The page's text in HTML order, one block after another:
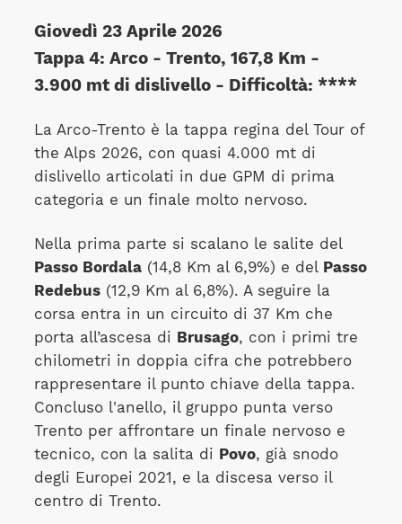
Giovedì 23 Aprile 2026
Tappa 4: Arco - Trento, 167,8 Km -
3.900 mt di dislivello - Difficoltà: ****
La Arco-Trento è la tappa regina del Tour of
the Alps 2026, con quasi 4.000 mt di
dislivello articolati in due GPM di prima
categoria e un finale molto nervoso.
Nella prima parte si scalano le salite del
Passo Bordala(14,8 Km al 6,9%) e del Passo
Redebus(12,9 Km al 6,8%). A seguire la
corsa entra in un circuito di 37 Km che
porta all’ascesa di Brusago, con i primi tre
chilometri in doppia cifra che potrebbero
rappresentare il punto chiave della tappa.
Concluso l'anello, il gruppo punta verso
Trento per affrontare un finale nervoso e
tecnico, con la salita di Povo, già snodo
degli Europei 2021, e la discesa verso il
centro di Trento.